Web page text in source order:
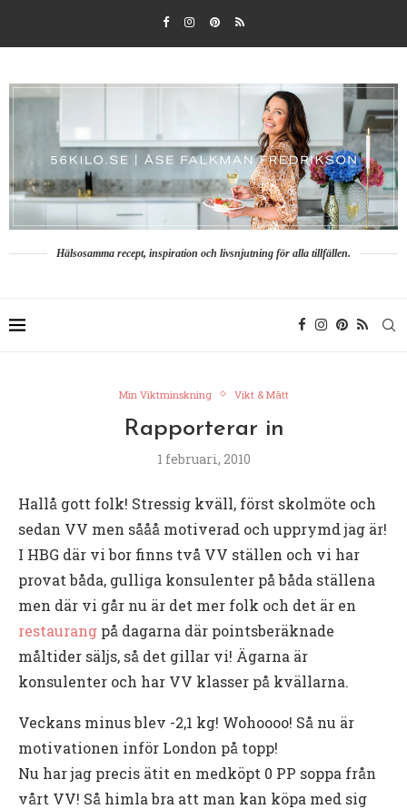
Hälsosamma recept, inspiration och livsnjutning för alla tillfällen.
Min Viktminskning Vikt & Mått
Rapporterar in
1 februari, 2010
Hallå gott folk! Stressig kväll, först skolmöte och
sedan VV men sååå motiverad och upprymd jag är!
I HBG där vi bor finns två VV ställen och vi har
provat båda, gulliga konsulenter på båda ställena
men där vi går nu är det mer folk och det är en
restaurang på dagarna där pointsberäknade
måltider säljs, så det gillar vi! Ägarna är
konsulenter och har VV klasser på kvällarna.
Veckans minus blev -2,1 kg! Wohoooo! Så nu är
motivationen inför London på topp!
Nu har jag precis ätit en medköpt 0 PP soppa från
vårt VV! Så himla bra att man kan köpa med sig